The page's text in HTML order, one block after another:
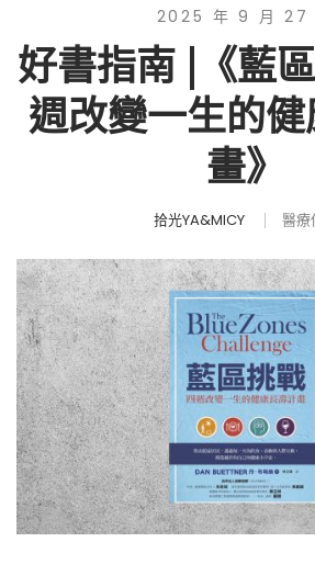
2025 年 9 月 27
好書指南 |《藍
週改變一生的
畫》
拾光YA&MICY 醫療